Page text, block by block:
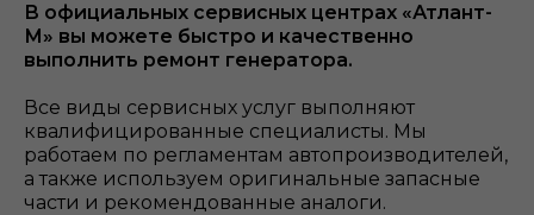
В официальных сервисных центрах «Атлант-
М» вы можете быстро и качественно
выполнить ремонт генератора.
Все виды сервисных услуг выполняют
квалифицированные специалисты. Мы
работаем по регламентам автопроизводителей,
а также используем оригинальные запасные
части и рекомендованные аналоги.